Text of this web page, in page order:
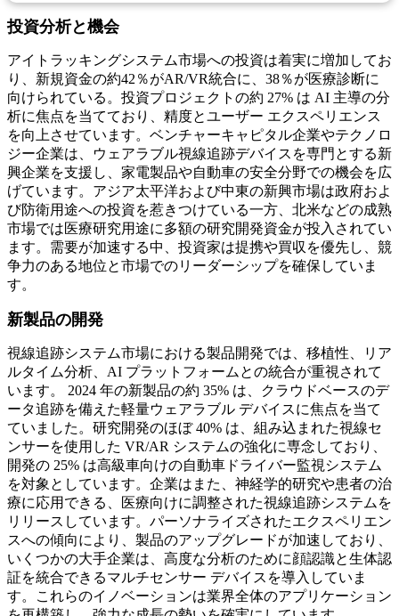
投資分析と機会
アイトラッキングシステム市場への投資は着実に増加してお
り、新規資金の約42％がAR/VR統合に、38％が医療診断に
向けられている。投資プロジェクトの約 27% は AI 主導の分
析に焦点を当てており、精度とユーザー エクスペリエンス
を向上させています。ベンチャーキャピタル企業やテクノロ
ジー企業は、ウェアラブル視線追跡デバイスを専門とする新
興企業を支援し、家電製品や自動車の安全分野での機会を広
げています。アジア太平洋および中東の新興市場は政府およ
び防衛用途への投資を惹きつけている一方、北米などの成熟
市場では医療研究用途に多額の研究開発資金が投入されてい
ます。需要が加速する中、投資家は提携や買収を優先し、競
争力のある地位と市場でのリーダーシップを確保していま
す。
新製品の開発
視線追跡システム市場における製品開発では、移植性、リア
ルタイム分析、AI プラットフォームとの統合が重視されて
います。 2024 年の新製品の約 35% は、クラウドベースのデ
ータ追跡を備えた軽量ウェアラブル デバイスに焦点を当て
ていました。研究開発のほぼ 40% は、組み込まれた視線セ
ンサーを使用した VR/AR システムの強化に専念しており、
開発の 25% は高級車向けの自動車ドライバー監視システム
を対象としています。企業はまた、神経学的研究や患者の治
療に応用できる、医療向けに調整された視線追跡システムを
リリースしています。パーソナライズされたエクスペリエン
スへの傾向により、製品のアップグレードが加速しており、
いくつかの大手企業は、高度な分析のために顔認識と生体認
証を統合できるマルチセンサー デバイスを導入していま
す。これらのイノベーションは業界全体のアプリケーション